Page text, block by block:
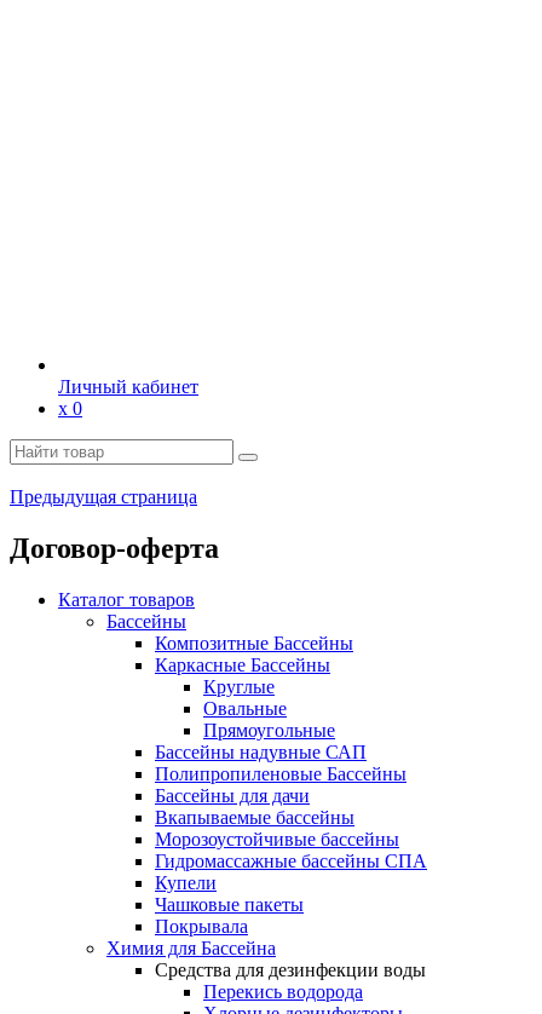
Личный кабинет
х 0
Предыдущая страница
Договор-оферта
Каталог товаров
Бассейны
Композитные Бассейны
Каркасные Бассейны
Круглые
Овальные
Прямоугольные
Бассейны надувные САП
Полипропиленовые Бассейны
Бассейны для дачи
Вкапываемые бассейны
Морозоустойчивые бассейны
Гидромассажные бассейны СПА
Купели
Чашковые пакеты
Покрывала
Химия для Бассейна
Средства для дезинфекции воды
Перекись водорода